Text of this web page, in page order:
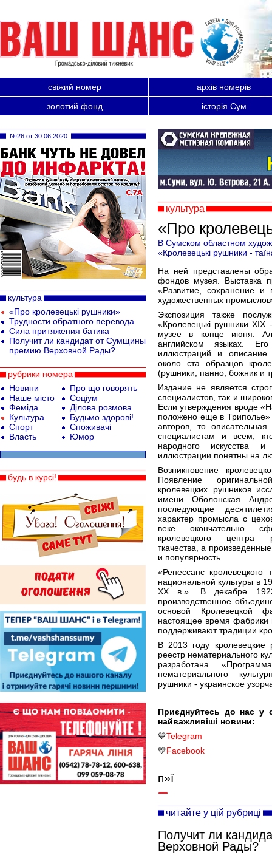
свіжий номер
архів номерів
золотий фонд
історія Сум
культура
«Про
В Сумском областном
«Кролевецькі рушники -
На ней представлены
фондов музея. Выставка
«Развитие, сохранение и
художественных
Экспозиция также
«Кролевецькi рушники ХІХ
музее в конце июня.
английском языках.
иллюстраций и описание
около ста образцов
(рушники, панно, божник и
Издание не является
специалистов, так и
Если утверждения вроде
положено еще в Триполье»
авторов, то
специалистам и всем,
народного искусства
иллюстрации понятны на
Возникновение
Появление
кролевецких рушников
имени Оболонская
последующие
характер промысла с
веке окончательно
кролевецкого центра
ткачества, а
и популярность.
«Ренессанс
национальной культуры в
XX в.». В декабре
производственное
основой Кролевецкой
настоящее время фабрики
поддерживают традиции
В 2013 году
реестр нематериального
разработана
нематериального
рушники - украинское
Приєднуйтесь до нас у
найважливіші новини:
💙Telegram
💛Facebook
п»ї
читайте у цій рубриці
Получит ли
Верховной Рады?
№26 от 30.06.2020
культура
«Про кролевецькі рушники»
Трудности обратного перевода
Сила притяжения батика
Получит ли кандидат от Сумщины
премию Верховной Рады?
рубрики номера
Новини
Наше місто
Феміда
Культура
Спорт
Власть
Про що говорять
Соціум
Ділова розмова
Будьмо здорові!
Споживачі
Юмор
будь в курсі!